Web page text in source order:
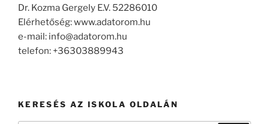
Dr. Kozma Gergely E.V. 52286010
Elérhetőség: www.adatorom.hu
e-mail: info@adatorom.hu
telefon: +36303889943
KERESÉS AZ ISKOLA OLDALÁN